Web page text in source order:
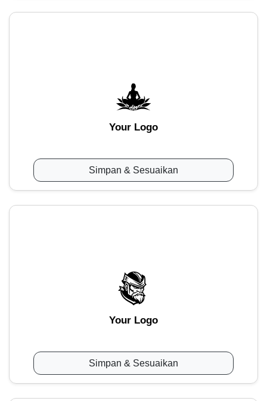
Your Logo
Simpan & Sesuaikan
Your Logo
Simpan & Sesuaikan